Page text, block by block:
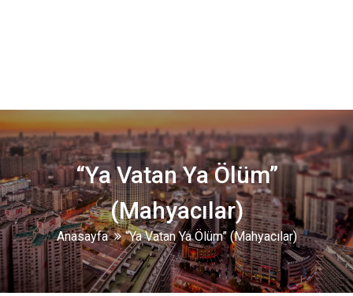
“Ya Vatan Ya Ölüm”
(Mahyacılar)
Anasayfa “Ya Vatan Ya Ölüm” (Mahyacılar)